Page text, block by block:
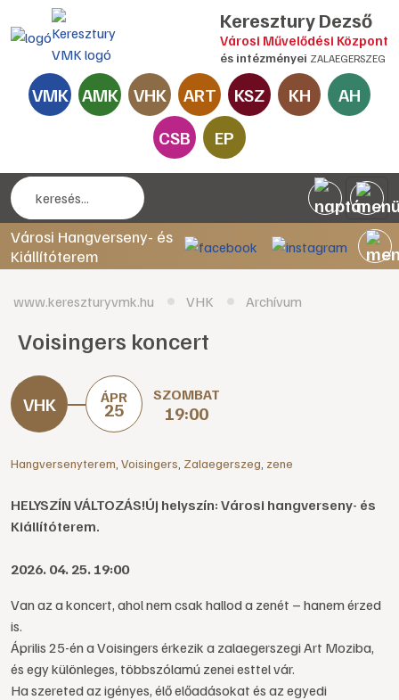
Keresztury Dezső
Városi Művelődési Központ
és intézményei ZALAEGERSZEG
VMK AMK VHK ART KSZ KH
AH
CSB
EP
Városi Hangverseny- és
Kiállítóterem
www.kereszturyvmk.hu VHK Archívum
Voisingers koncert
ÁPR
25
SZOMBAT
19:00
Hangversenyterem Voisingers Zalaegerszeg zene
HELYSZÍN VÁLTOZÁS!Új helyszín: Városi hangverseny- és
Kiállítóterem.
2026. 04. 25. 19:00
Van az a koncert, ahol nem csak hallod a zenét – hanem érzed
is.
Április 25-én a Voisingers érkezik a zalaegerszegi Art Moziba,
és egy különleges, többszólamú zenei esttel vár.
Ha szereted az igényes, élő előadásokat és az egyedi